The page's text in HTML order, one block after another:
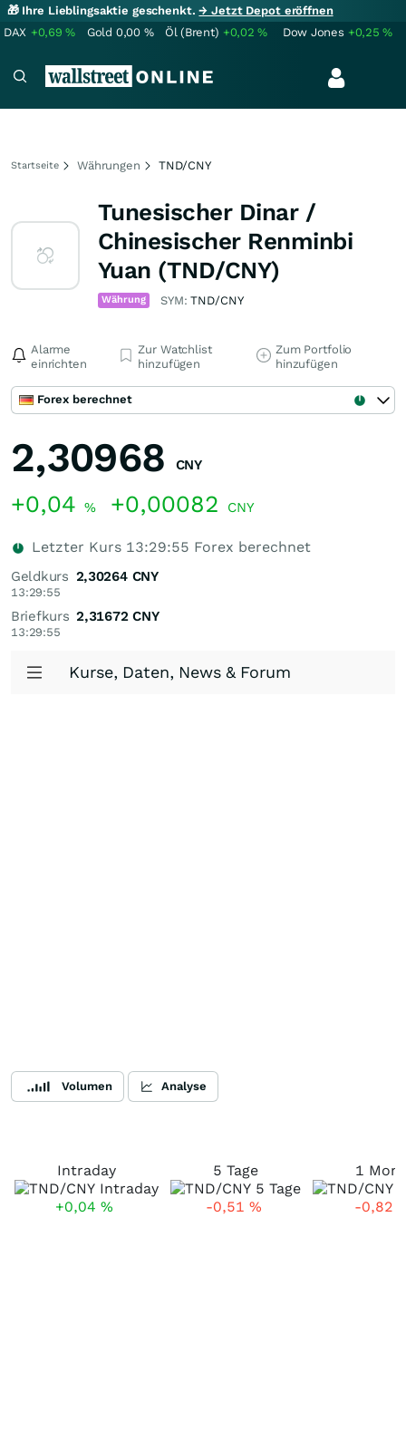
🎁 Ihre Lieblingsaktie geschenkt.→ Jetzt Depot eröffnen
DAX +0,69% Gold 0,00 % Öl (Brent) +0,02% Dow Jones +0,25%
Startseite Währungen TND/CNY
Tunesischer Dinar /
Chinesischer Renminbi
Yuan (TND/CNY)
Währung SYM:TND/CNY
Alarme
einrichten
Zur Watchlist
hinzufügen
Zum Portfolio
hinzufügen
Forex berechnet
2,30968 CNY
+0,04 % +0,00082 CNY
Letzter Kurs 13:29:55 Forex berechnet
Geldkurs
13:29:55
2,30264 CNY
Briefkurs
13:29:55
2,31672 CNY
Kurse, Daten, News & Forum
Volumen Analyse
Intraday
+0,04 %
5 Tage
-0,51 %
1
-0,82